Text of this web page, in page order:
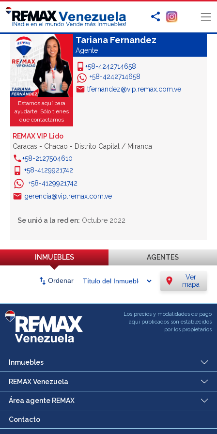
Estamos aquí para
ayudarte: Sólo tienes
que contactarnos
Tariana Fernandez
Agente
+58-4242714658
+58-4242714658
tfernandez@vip.remax.com.ve
REMAX VIP Lido
Caracas - Chacao - Distrito Capital / Miranda
+58-2127504610
+58-4129921742
+58-4129921742
gerencia@vip.remax.com.ve
Se unió a la red en: Octubre 2022
INMUEBLES AGENTES
swap_vert Ordenar location_on
Ver
mapa
Los precios y modalidades de pago
aqui publicados son establecidos
por los propietarios
Inmuebles
REMAX Venezuela
Área agente REMAX
Contacto